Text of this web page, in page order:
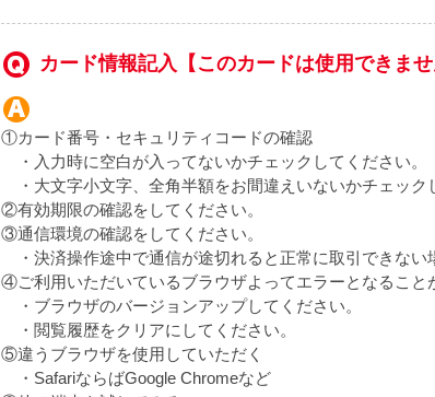
カード情報記入【このカードは使用できま
①カード番号・セキュリティコードの確認
・入力時に空白が入ってないかチェックしてください。
・大文字小文字、全角半額をお間違えいないかチェック
②有効期限の確認をしてください。
③通信環境の確認をしてください。
・決済操作途中で通信が途切れると正常に取引できない
④ご利用いただいているブラウザよってエラーとなること
・ブラウザのバージョンアップしてください。
・閲覧履歴をクリアにしてください。
⑤違うブラウザを使用していただく
・SafariならばGoogle Chromeなど